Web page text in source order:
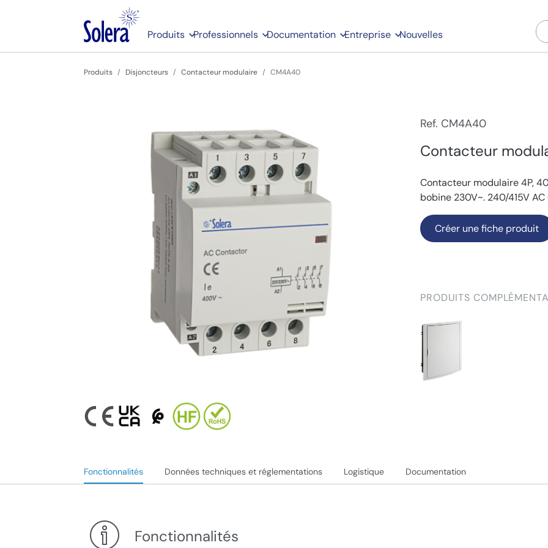
Produits Professionnels Documentation Entreprise Nouvelles
Produits Disjoncteurs Contacteur modulaire CM4A40
Ref. CM4A40
Contacteur
Contacteur modulaire 4P,
bobine 230V~. 240/415V
Créer une fiche produit
PRODUITS
Fonctionnalités Données techniques et réglementations Logistique Documentation
Fonctionnalités